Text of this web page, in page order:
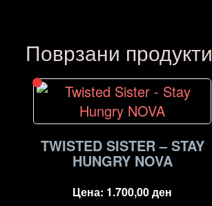
Поврзани продукти
TWISTED SISTER – STAY
HUNGRY NOVA
Цена: 1.700,00ден